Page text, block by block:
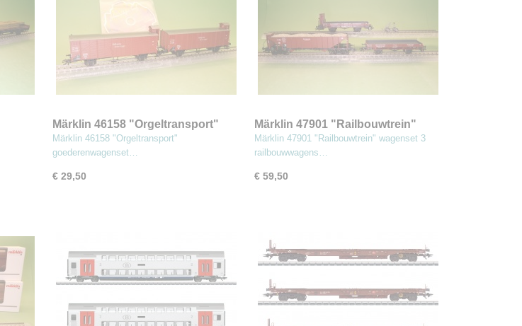
Märklin 46158 "Orgeltransport"
goederenwagenset
Märklin 46158 "Orgeltransport"
goederenwagenset…
€ 29,50
Märklin 47901 "Railbouwtrein"
wagenset
Märklin 47901 "Railbouwtrein" wagenset 3
railbouwwagens…
€ 59,50